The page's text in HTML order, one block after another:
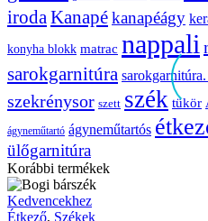
irodaKanapékanapéágy
konyha blokk matrac nappali
sarokgarnitúra
szekrénysor szett szék tükör
ágyneműtartó ágyneműtartós
ülőgarnitúra
Korábbi termékek
Bogi
bárszék
Kedvencekhez
Étkező, Székek